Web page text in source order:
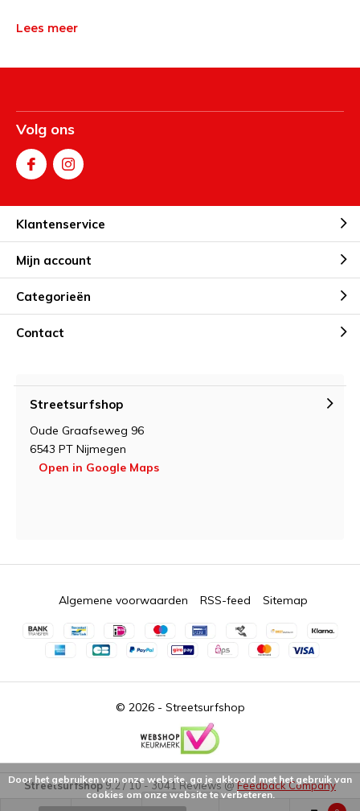
Lees meer
Volg ons
Klantenservice
Mijn account
Categorieën
Contact
Streetsurfshop
Oude Graafseweg 96
6543 PT Nijmegen
Open in Google Maps
© 2026 - Streetsurfshop
Algemene voorwaarden RSS-feed Sitemap
Streetsurfshop9.2/10-3041Reviews @Feedback Company
Door het gebruiken van onze website, ga je akkoord met het gebruik van
cookies om onze website te verbeteren.